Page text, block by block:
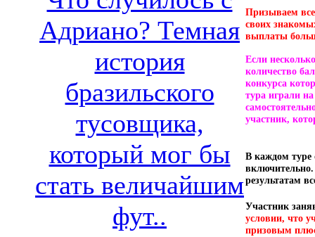
Адриано? Темная
история
бразильского
тусовщика,
который мог бы
стать величайшим
фут..
Призываем
своих
выплаты
Если
количество
конкурса
тура играли на
участник,
В каждом туре
результатам
Участник
условии, что
призовым